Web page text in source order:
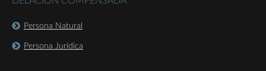
Persona Natural
Persona Jurídica